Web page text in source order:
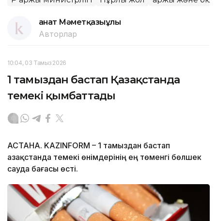
Қанат Мәметқазыұлы
Авторлар
10:04, 03 Тамыз 2026
1 тамыздан бастап Қазақстанда
темекі қымбаттады
АСТАНА. KAZINFORM – 1 тамыздан бастап
Қазақстанда темекі өнімдерінің ең төменгі бөлшек
сауда бағасы өсті.